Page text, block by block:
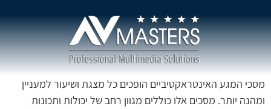
מסכי המגע האינטראקטיביים הופכים כל מצגת ושיעור למעניין
ומהנה יותר. מסכים אלו כוללים מגוון רחב של יכולות ותכונות